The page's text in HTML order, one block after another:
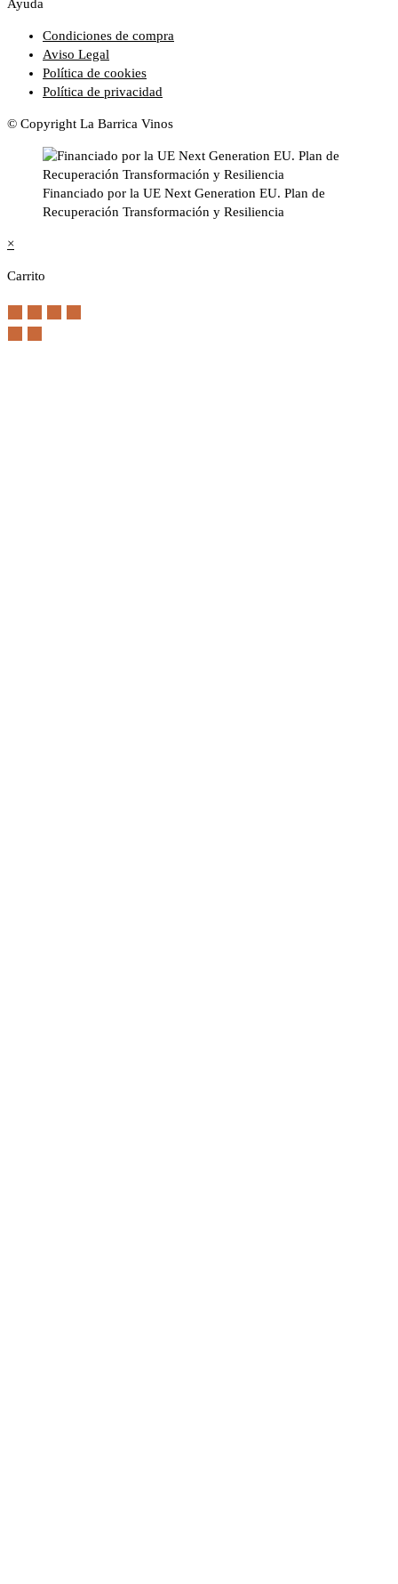
Ayuda
Condiciones de compra
Aviso Legal
Política de cookies
Política de privacidad
© Copyright La Barrica Vinos
Financiado por la UE Next Generation EU. Plan de
Recuperación Transformación y Resiliencia
×
Carrito